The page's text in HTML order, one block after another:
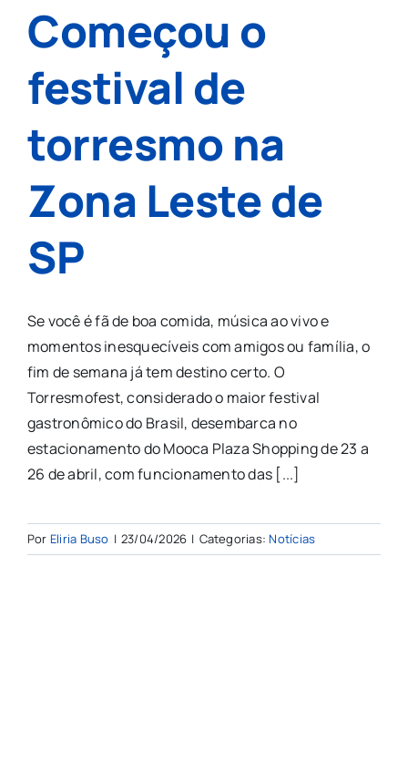
Começou o
festival de
torresmo na
Zona Leste de
SP
Se você é fã de boa comida, música ao vivo e
momentos inesquecíveis com amigos ou família, o
fim de semana já tem destino certo. O
Torresmofest, considerado o maior festival
gastronômico do Brasil, desembarca no
estacionamento do Mooca Plaza Shopping de 23 a
26 de abril, com funcionamento das [...]
Por Eliria Buso | 23/04/2026 | Categorias:Notícias